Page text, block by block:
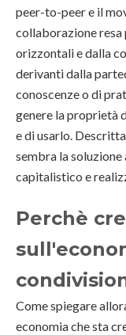
peer-to-peer e il
collaborazione
orizzontali e dalla
derivanti dalla
conoscenze o di
genere la proprietà
e di usarlo.
sembra la
capitalistico e
Perchè
Come spiegare
economia che sta